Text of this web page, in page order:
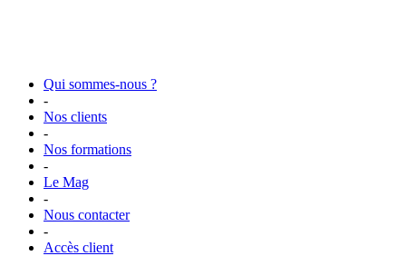
Qui sommes-nous ?
-
Nos clients
-
Nos formations
-
Le Mag
-
Nous contacter
-
Accès client